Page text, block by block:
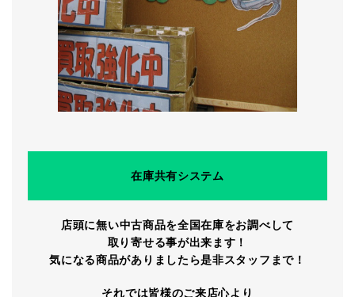
在庫共有システム
店頭に無い中古商品を全国在庫をお調べして
取り寄せる事が出来ます！
気になる商品がありましたら是非スタッフまで！
それでは皆様のご来店心より